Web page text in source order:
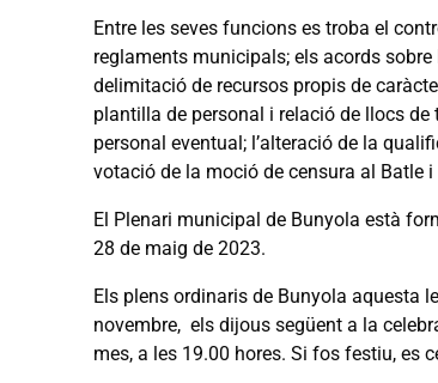
Entre les seves funcions es troba el
reglaments municipals; els acords
delimitació de recursos propis de
plantilla de personal i relació de llocs
personal eventual; l’alteració de la
votació de la moció de censura al Batle
El Plenari municipal de Bunyola està
28 de maig de 2023.
Els plens ordinaris de Bunyola aquesta
novembre, els dijous següent a la
mes, a les 19.00 hores. Si fos festiu, es